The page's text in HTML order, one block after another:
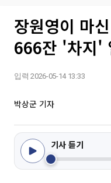
장원영이 마
666잔 '차지'
입력 2026-05-14 13:33
박상군 기자
기사 듣기